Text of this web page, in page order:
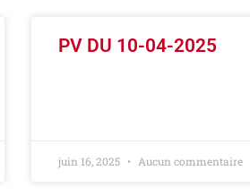
PV DU 10-04-2025
juin 16, 2025 Aucun commentaire